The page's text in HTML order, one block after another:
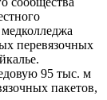
перевязочных
95 тыс. м
пакетов,